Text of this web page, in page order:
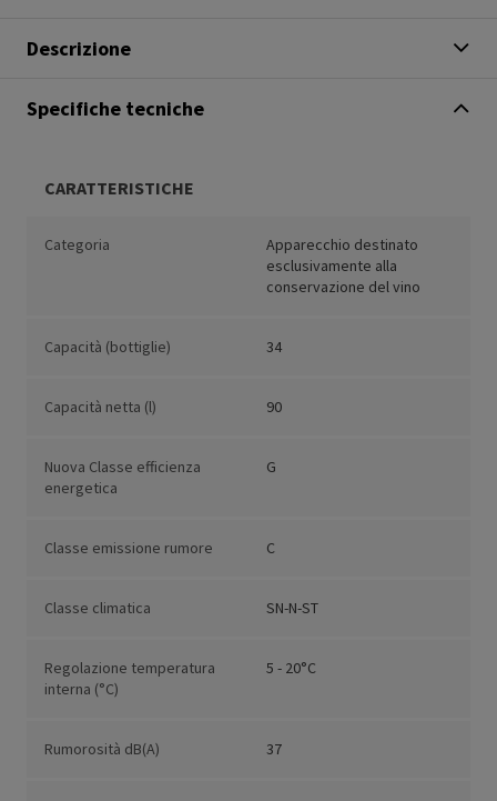
Descrizione
Specifiche tecniche
CARATTERISTICHE
Categoria
Apparecchio destinato
esclusivamente alla
conservazione del vino
Capacità (bottiglie) 34
Capacità netta (l) 90
Nuova Classe efficienza
energetica
G
Classe emissione rumore C
Classe climatica SN-N-ST
Regolazione temperatura
interna (°C)
5 - 20°C
Rumorosità dB(A) 37